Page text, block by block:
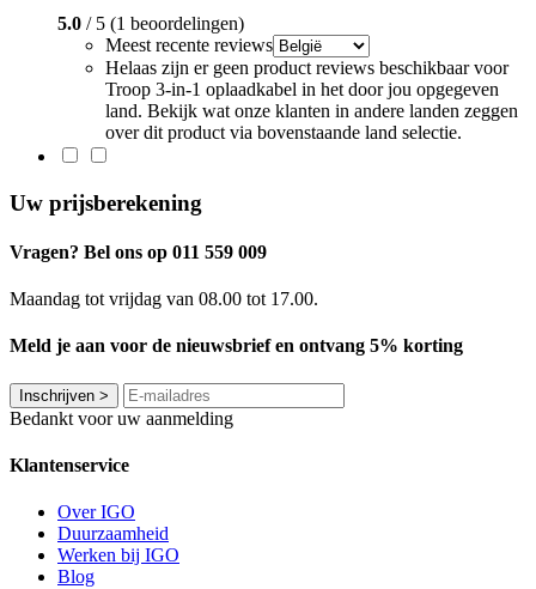
5.0 / 5 (1 beoordelingen)
Meest recente reviews
Helaas zijn er geen product reviews beschikbaar voor
Troop 3-in-1 oplaadkabel in het door jou opgegeven
land. Bekijk wat onze klanten in andere landen zeggen
over dit product via bovenstaande land selectie.
Uw prijsberekening
Vragen? Bel ons op 011 559 009
Maandag tot vrijdag van 08.00 tot 17.00.
Meld je aan voor de nieuwsbrief en ontvang 5% korting
Inschrijven >
Bedankt voor uw aanmelding
Klantenservice
Over IGO
Duurzaamheid
Werken bij IGO
Blog